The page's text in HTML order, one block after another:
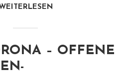
– OFFENE